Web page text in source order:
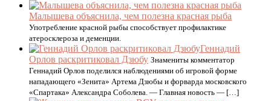
Малышева объяснила, чем полезна красная рыба
Употребление красной рыбы способствует профилактике
атеросклероза и деменции.
Геннадий
Орлов раскритиковал Дзюбу Знамениты комментатор
Геннадий Орлов поделился наблюдениями об игровой форме
нападающего «Зенита» Артема Дзюбы и форварда московского
«Спартака» Александра Соболева. — Главная новость — […]